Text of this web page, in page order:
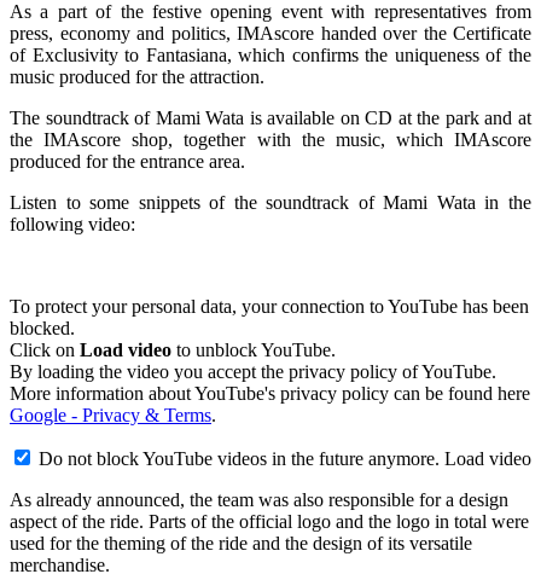
As a part of the festive opening event with representatives from
press, economy and politics, IMAscore handed over the Certificate
of Exclusivity to Fantasiana, which confirms the uniqueness of the
music produced for the attraction.
The soundtrack of Mami Wata is available on CD at the park and at
the IMAscore shop, together with the music, which IMAscore
produced for the entrance area.
Listen to some snippets of the soundtrack of Mami Wata in the
following video:
To protect your personal data, your connection to YouTube has been
blocked.
Click on Load video to unblock YouTube.
By loading the video you accept the privacy policy of YouTube.
More information about YouTube's privacy policy can be found here
Google - Privacy & Terms.
Do not block YouTube videos in the future anymore. Load video
As already announced, the team was also responsible for a design
aspect of the ride. Parts of the official logo and the logo in total were
used for the theming of the ride and the design of its versatile
merchandise.